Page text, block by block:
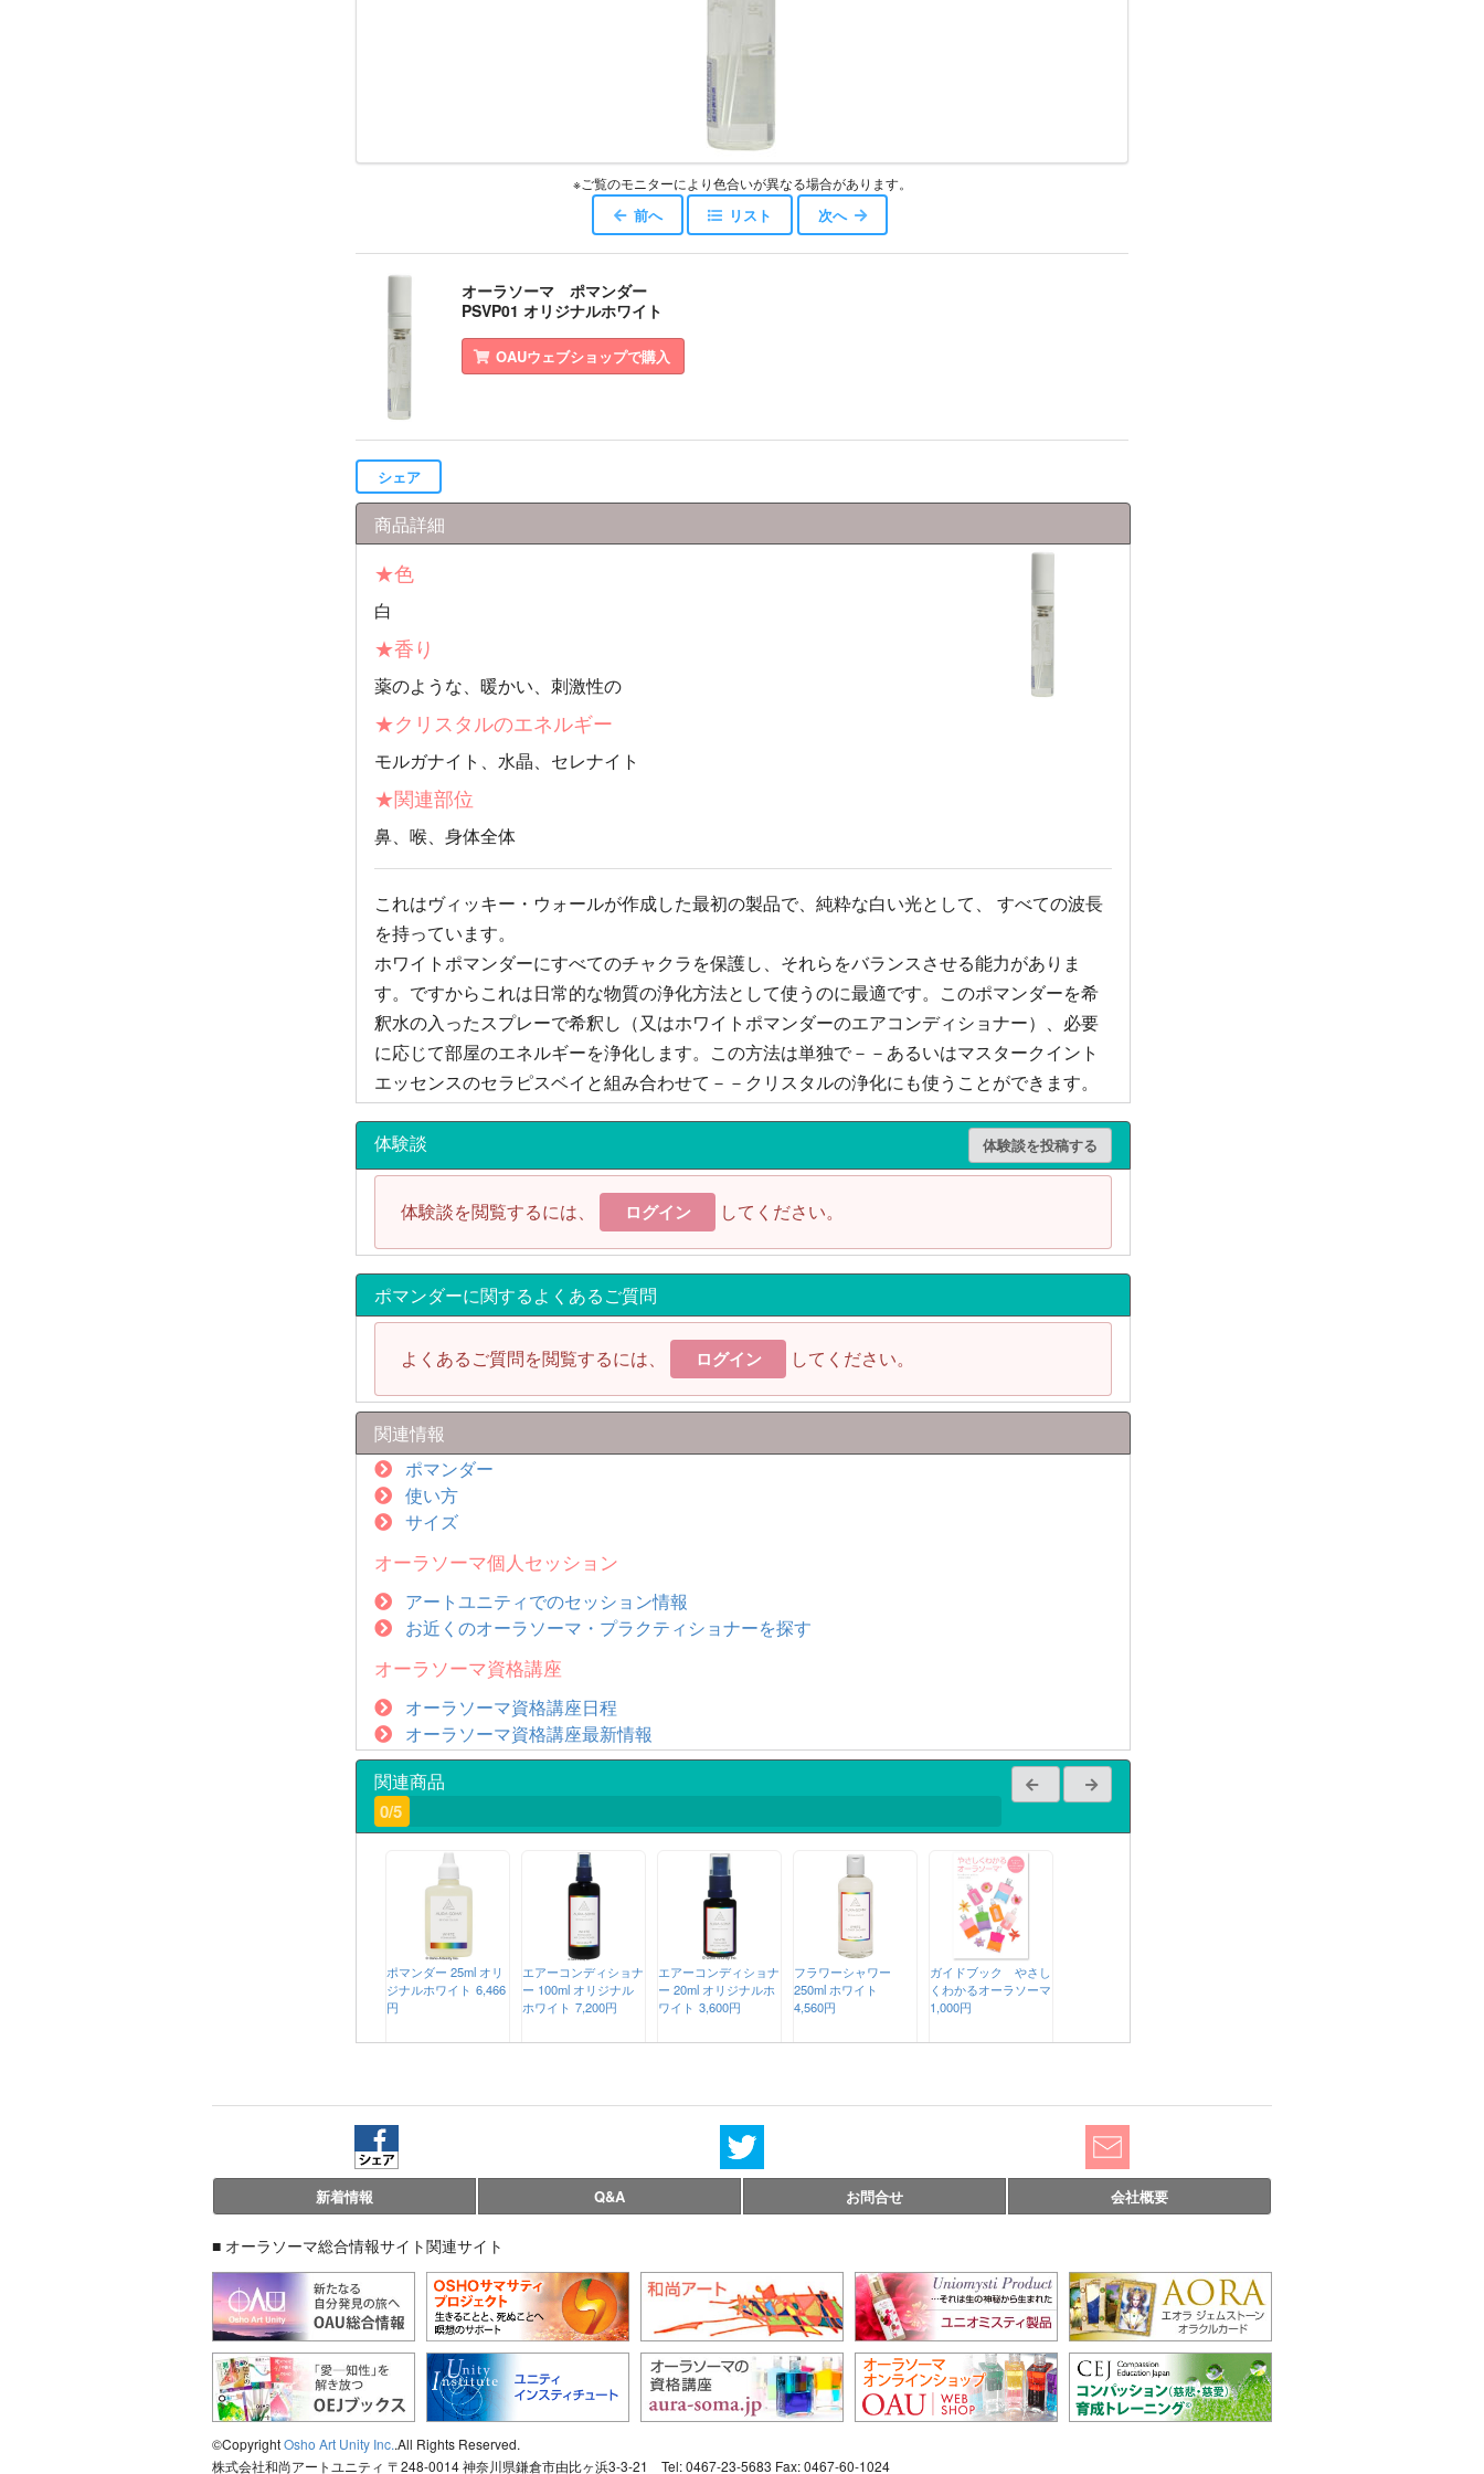
※ご覧のモニターにより色合いが異なる場合があります。
前へ リスト 次へ
オーラソーマ ポマンダー
PSVP01 オリジナルホワイト
OAUウェブショップで購入
シェア
商品詳細
★色
白
★香り
薬のような、暖かい、刺激性の
★クリスタルのエネルギー
モルガナイト、水晶、セレナイト
★関連部位
鼻、喉、身体全体
これはヴィッキー・ウォールが作成した最初の製品で、純粋な白い光として、 すべての波長
を持っています。
ホワイトポマンダーにすべてのチャクラを保護し、それらをバランスさせる能力がありま
す。ですからこれは日常的な物質の浄化方法として使うのに最適です。このポマンダーを希
釈水の入ったスプレーで希釈し（又はホワイトポマンダーのエアコンディショナー）、必要
に応じて部屋のエネルギーを浄化します。この方法は単独で－－あるいはマスタークイント
エッセンスのセラピスベイと組み合わせて－－クリスタルの浄化にも使うことができます。
体験談 体験談を投稿する
体験談を閲覧するには、 ログイン してください。
ポマンダーに関するよくあるご質問
よくあるご質問を閲覧するには、 ログイン してください。
関連情報
ポマンダー
使い方
サイズ
オーラソーマ個人セッション
アートユニティでのセッション情報
お近くのオーラソーマ・プラクティショナーを探す
オーラソーマ資格講座
オーラソーマ資格講座日程
オーラソーマ資格講座最新情報
関連商品
0/5
ポマンダー 25ml オリ
ジナルホワイト 6,466
円
エアーコンディショナ
ー 100ml オリジナル
ホワイト 7,200円
エアーコンディショナ
ー 20ml オリジナルホ
ワイト 3,600円
フラワーシャワー
250ml ホワイト
4,560円
ガイドブック やさし
くわかるオーラソーマ
1,000円
新着情報 Q&A お問合せ 会社概要
■ オーラソーマ総合情報サイト関連サイト
©CopyrightOsho Art Unity Inc..All Rights Reserved.
株式会社和尚アートユニティ 〒248-0014 神奈川県鎌倉市由比ヶ浜3-3-21 Tel: 0467-23-5683 Fax: 0467-60-1024